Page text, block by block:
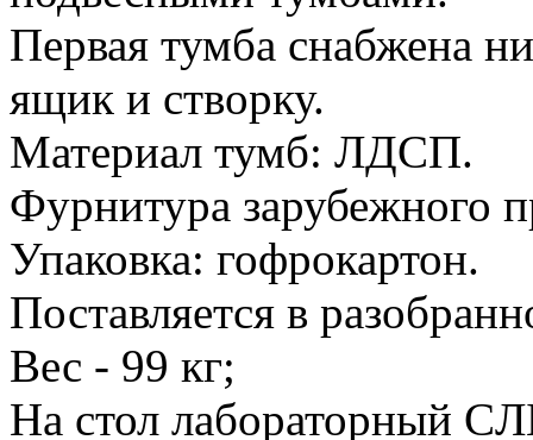
Первая тумба снабжена
ящик и створку.
Материал тумб: ЛДСП.
Фурнитура зарубежного
Упаковка: гофрокартон.
Поставляется в
Вес - 99 кг;
На стол лабораторный